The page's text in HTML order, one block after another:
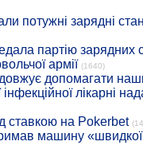
потужні зарядні
партію зарядних
армії (1640)
допомагати
лікарні
ставкою на Pokerbet
машину